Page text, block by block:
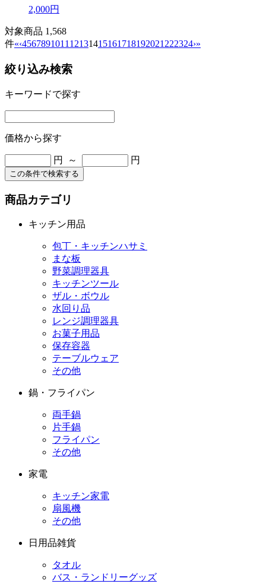
2,000円
対象商品 1,568
件«‹456789101112131415161718192021222324›»
絞り込み検索
キーワードで探す
価格から探す
円 ～ 円
この条件で検索する
商品カテゴリ
キッチン用品
包丁・キッチンハサミ
まな板
野菜調理器具
キッチンツール
ザル・ボウル
水回り品
レンジ調理器具
お菓子用品
保存容器
テーブルウェア
その他
鍋・フライパン
両手鍋
片手鍋
フライパン
その他
家電
キッチン家電
扇風機
その他
日用品雑貨
タオル
バス・ランドリーグッズ